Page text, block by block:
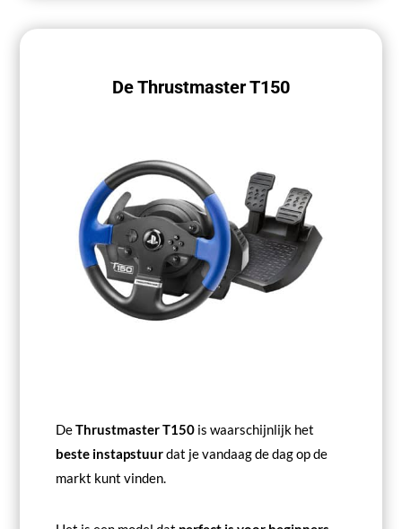
De Thrustmaster T150
DeThrustmaster T150 is waarschijnlijk het
beste instapstuurdat je vandaag de dag op de
markt kunt vinden.